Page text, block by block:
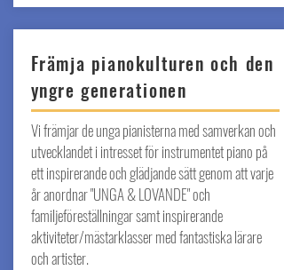
Främja pianokulturen och den
yngre generationen
Vi främjar de unga pianisterna med samverkan och
utvecklandet i intresset för instrumentet piano på
ett inspirerande och glädjande sätt genom att varje
år anordnar "UNGA & LOVANDE" och
familjeföreställningar samt inspirerande
aktiviteter/mästarklasser med fantastiska lärare
och artister.